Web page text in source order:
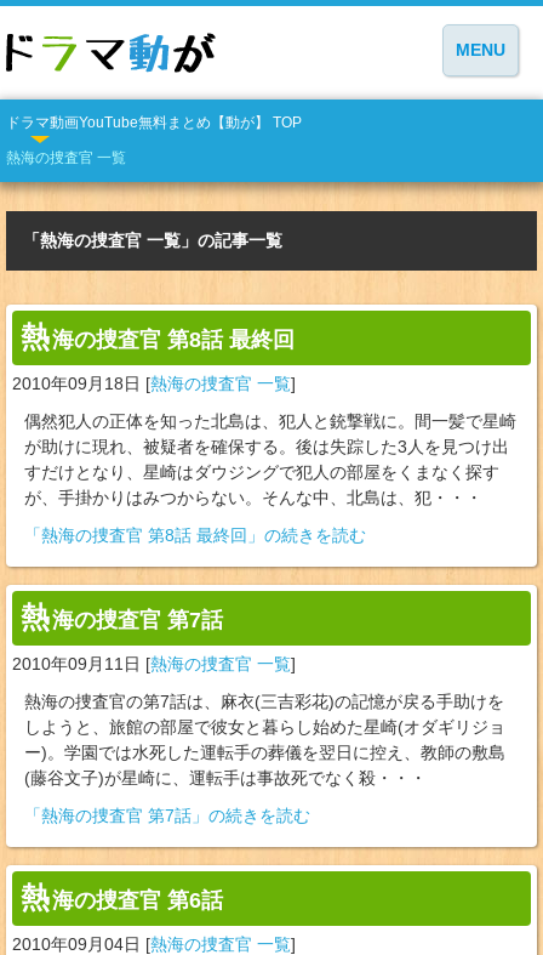
MENU
ドラマ動画YouTube無料まとめ【動が】 TOP
熱海の捜査官 一覧
「熱海の捜査官 一覧」の記事一覧
熱海の捜査官 第8話 最終回
2010年09月18日 [熱海の捜査官 一覧]
偶然犯人の正体を知った北島は、犯人と銃撃戦に。間一髪で星崎
が助けに現れ、被疑者を確保する。後は失踪した3人を見つけ出
すだけとなり、星崎はダウジングで犯人の部屋をくまなく探す
が、手掛かりはみつからない。そんな中、北島は、犯・・・
「熱海の捜査官 第8話 最終回」の続きを読む
熱海の捜査官 第7話
2010年09月11日 [熱海の捜査官 一覧]
熱海の捜査官の第7話は、麻衣(三吉彩花)の記憶が戻る手助けを
しようと、旅館の部屋で彼女と暮らし始めた星崎(オダギリジョ
ー)。学園では水死した運転手の葬儀を翌日に控え、教師の敷島
(藤谷文子)が星崎に、運転手は事故死でなく殺・・・
「熱海の捜査官 第7話」の続きを読む
熱海の捜査官 第6話
2010年09月04日 [熱海の捜査官 一覧]